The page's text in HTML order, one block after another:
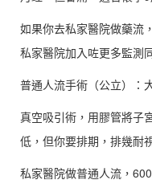
如果你去私家醫院做藥流
私家醫院加入咗更多監測
普通人流手術（公立）：
真空吸引術，用膠管將子
低，但你要排期，排幾耐
私家醫院做普通人流，